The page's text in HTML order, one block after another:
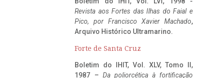
Revista aos Fortes das Ilhas do Faial e
Pico, por Francisco Xavier Machado,
Arquivo Histórico Ultramarino.
Forte de Santa Cruz
Boletim do IHIT, Vol. XLV, Tomo II,
1987 – Da poliorcética à fortificação